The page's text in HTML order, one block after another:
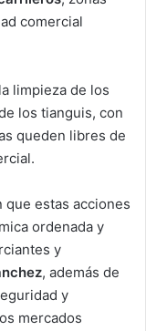
comercial
limpieza de los
los tianguis, con
queden libres de
que estas acciones
ordenada y
y
, además de
y
mercados